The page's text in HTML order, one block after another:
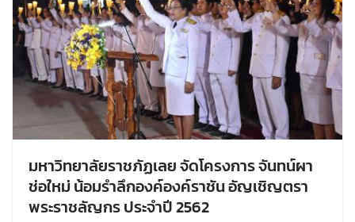
มหาวิทยาลัยราชภัฏเลย จัดโครงการ จันทน์ผา
ช่อใหม่ น้อมรำลึกองค์องค์ราชัน อัญเชิญตรา
พระราชลัญกร ประจำปี 2562